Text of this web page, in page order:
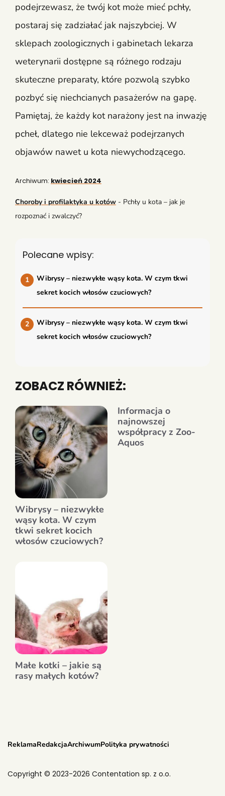
podejrzewasz, że twój kot może mieć pchły,
postaraj się zadziałać jak najszybciej. W
sklepach zoologicznych i gabinetach lekarza
weterynarii dostępne są różnego rodzaju
skuteczne preparaty, które pozwolą szybko
pozbyć się niechcianych pasażerów na gapę.
Pamiętaj, że każdy kot narażony jest na inwazję
pcheł, dlatego nie lekceważ podejrzanych
objawów nawet u kota niewychodzącego.
Archiwum: kwiecień 2024
Choroby i profilaktyka u kotów - Pchły u kota – jak je
rozpoznać i zwalczyć?
Polecane wpisy:
Wibrysy – niezwykłe wąsy kota. W czym tkwi
sekret kocich włosów czuciowych?
Wibrysy – niezwykłe wąsy kota. W czym tkwi
sekret kocich włosów czuciowych?
ZOBACZ RÓWNIEŻ:
Wibrysy – niezwykłe
wąsy kota. W czym
tkwi sekret kocich
włosów czuciowych?
Informacja o
najnowszej
współpracy z Zoo-
Aquos
Małe kotki – jakie są
rasy małych kotów?
ReklamaRedakcjaArchiwumPolityka prywatności
Copyright © 2023-2026 Contentation sp. z o.o.